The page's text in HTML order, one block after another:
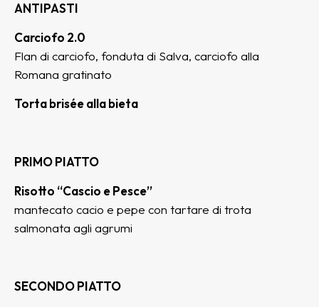
ANTIPASTI
Carciofo 2.0
Flan di carciofo, fonduta di Salva, carciofo alla
Romana gratinato
Torta brisée alla bieta
PRIMO PIATTO
Risotto “Cascio e Pesce”
mantecato cacio e pepe con tartare di trota
salmonata agli agrumi
SECONDO PIATTO